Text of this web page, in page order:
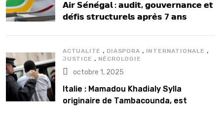
𝗔𝗶𝗿 𝗦𝗲́𝗻𝗲́𝗴𝗮𝗹 : 𝗮𝘂𝗱𝗶𝘁, 𝗴𝗼𝘂𝘃𝗲𝗿𝗻𝗮𝗻𝗰𝗲 𝗲𝘁
𝗱𝗲́𝗳𝗶𝘀 𝘀𝘁𝗿𝘂𝗰𝘁𝘂𝗿𝗲𝗹𝘀 𝗮𝗽𝗿𝗲̀𝘀 7 𝗮𝗻𝘀
ACTUALITE , DIASPORA , INTERNATIONALE ,
JUSTICE , NÉCROLOGIE
octobre 1, 2025
Italie : Mamadou Khadialy Sylla
originaire de Tambacounda, est